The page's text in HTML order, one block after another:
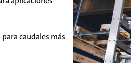
caudales más